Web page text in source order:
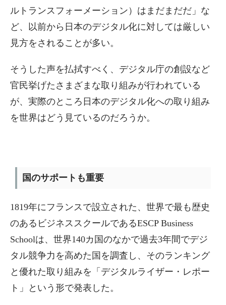
ルトランスフォーメーション）はまだまだだ」な
ど、以前から日本のデジタル化に対しては厳しい
見方をされることが多い。
そうした声を払拭すべく、デジタル庁の創設など
官民挙げたさまざまな取り組みが行われている
が、実際のところ日本のデジタル化への取り組み
を世界はどう見ているのだろうか。
国のサポートも重要
1819年にフランスで設立された、世界で最も歴史
のあるビジネススクールであるESCP Business
Schoolは、世界140カ国のなかで過去3年間でデジ
タル競争力を高めた国を調査し、そのランキング
と優れた取り組みを「デジタルライザー・レポー
ト」という形で発表した。